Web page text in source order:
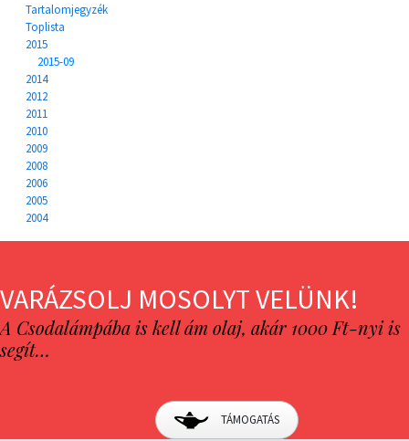
Tartalomjegyzék
Toplista
2015
2015-09
2014
2012
2011
2010
2009
2008
2006
2005
2004
VARÁZSOLJ MOSOLYT VELÜNK!
A Csodalámpába is kell ám olaj, akár 1000 Ft-nyi is
segít…
TÁMOGATÁS